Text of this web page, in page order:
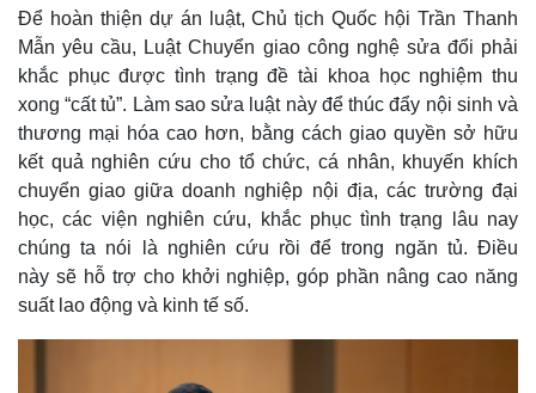
Để hoàn thiện dự án luật, Chủ tịch Quốc hội Trần Thanh
Mẫn yêu cầu, Luật Chuyển giao công nghệ sửa đổi phải
khắc phục được tình trạng đề tài khoa học nghiệm thu
xong “cất tủ”. Làm sao sửa luật này để thúc đẩy nội sinh và
thương mại hóa cao hơn, bằng cách giao quyền sở hữu
kết quả nghiên cứu cho tổ chức, cá nhân, khuyến khích
chuyển giao giữa doanh nghiệp nội địa, các trường đại
học, các viện nghiên cứu, khắc phục tình trạng lâu nay
chúng ta nói là nghiên cứu rồi để trong ngăn tủ. Điều
này sẽ hỗ trợ cho khởi nghiệp, góp phần nâng cao năng
suất lao động và kinh tế số.